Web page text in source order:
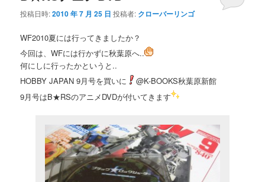
投稿日時:2010 年 7 月 25 日 投稿者: クローバーリンゴ
WF2010夏には行ってきましたか？
今回は、WFには行かずに秋葉原へ..
何にしに行ったかというと..
HOBBY JAPAN 9月号を買いに
@K-BOOKS秋葉原新館
9月号はB★RSのアニメDVDが付いてきます